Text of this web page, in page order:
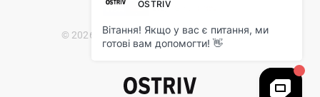
© 2026 Ostriv.ua Store. All Rights Reserved.